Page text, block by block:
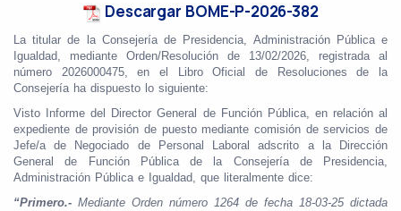
Descargar BOME-P-2026-382
La titular de la Consejería de Presidencia, Administración Pública e
Igualdad, mediante Orden/Resolución
de 13/02/2026, registrada al
número 2026000475, en el Libro Oficial de Resoluciones de la
Consejería ha dispuesto lo siguiente:
Visto Informe del Director General de Función Pública, en relación al
expediente de provisión de puesto mediante comisión de servicios de
Jefe/a de Negociado de Personal Laboral adscrito a la Dirección
General de Función Pública de la Consejería de Presidencia,
Administración Pública e Igualdad, que literalmente dice:
“Primero.- Mediante Orden número 1264 de fecha 18-03-25 dictada